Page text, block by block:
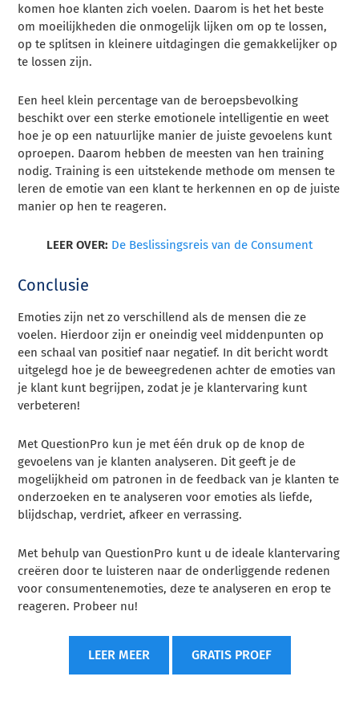
komen hoe klanten zich voelen. Daarom is het het beste
om moeilijkheden die onmogelijk lijken om op te lossen,
op te splitsen in kleinere uitdagingen die gemakkelijker op
te lossen zijn.
Een heel klein percentage van de beroepsbevolking
beschikt over een sterke emotionele intelligentie en weet
hoe je op een natuurlijke manier de juiste gevoelens kunt
oproepen. Daarom hebben de meesten van hen training
nodig. Training is een uitstekende methode om mensen te
leren de emotie van een klant te herkennen en op de juiste
manier op hen te reageren.
LEER OVER: De Beslissingsreis van de Consument
Conclusie
Emoties zijn net zo verschillend als de mensen die ze
voelen. Hierdoor zijn er oneindig veel middenpunten op
een schaal van positief naar negatief. In dit bericht wordt
uitgelegd hoe je de beweegredenen achter de emoties van
je klant kunt begrijpen, zodat je je klantervaring kunt
verbeteren!
Met QuestionPro kun je met één druk op de knop de
gevoelens van je klanten analyseren. Dit geeft je de
mogelijkheid om patronen in de feedback van je klanten te
onderzoeken en te analyseren voor emoties als liefde,
blijdschap, verdriet, afkeer en verrassing.
Met behulp van QuestionPro kunt u de ideale klantervaring
creëren door te luisteren naar de onderliggende redenen
voor consumentenemoties, deze te analyseren en erop te
reageren. Probeer nu!
LEER MEER GRATIS PROEF